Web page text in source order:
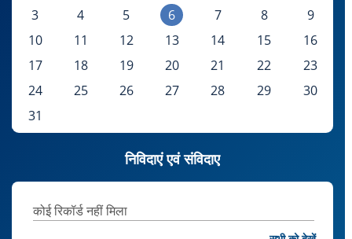
3
4 5 6 7 8
9
10
11 12 13 14 15
16
17
18 19 20 21 22
23
24
25 26 27 28 29
30
31
निविदाएं एवं संविदाए
कोई रिकॉर्ड नहीं मिला